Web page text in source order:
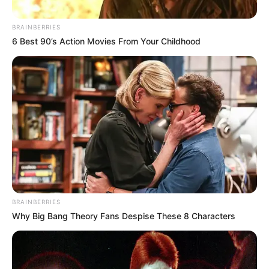
Lo ultimo que envio
por whatsapp
BRAINBERRIES
6 Best 90’s Action Movies From Your Childhood
BRAINBERRIES
Why Big Bang Theory Fans Despise These 8 Characters